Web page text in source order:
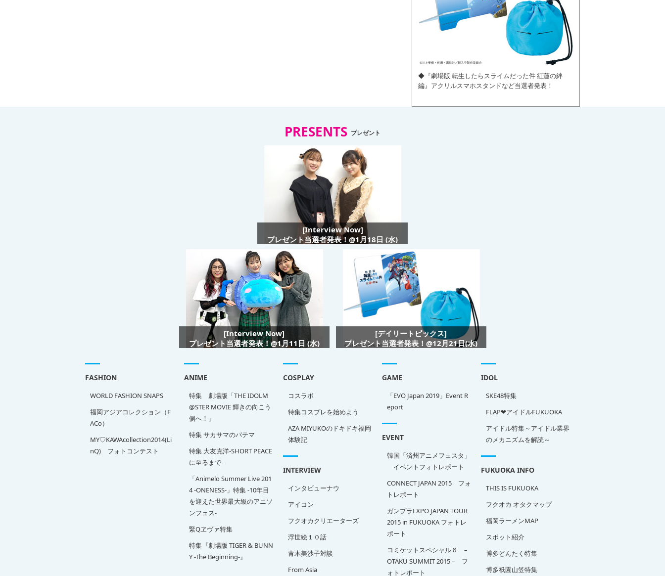
◆『劇場版 転生したらスライムだった件 紅蓮の絆
編』アクリルスマホスタンドなど当選者発表！
PRESENTS プレゼント
[Interview Now]
プレゼント当選者発表！@1月18日 (水)
[Interview Now]
プレゼント当選者発表！@1月11日 (水)
[デイリートピックス]
プレゼント当選者発表！@12月21日(水)
FASHION
WORLD FASHION SNAPS
福岡アジアコレクション（F
ACo）
MY♡KAWAcollection2014(Li
nQ) フォトコンテスト
ANIME
特集 劇場版「THE IDOLM
@STER MOVIE 輝きの向こう
側へ！」
特集 サカサマのパテマ
特集 大友克洋-SHORT PEACE
に至るまで-
「Animelo Summer Live 201
4 -ONENESS-」特集 -10年目
を迎えた世界最大級のアニソ
ンフェス-
緊Qヱヴァ特集
特集『劇場版 TIGER & BUNN
Y -The Beginning-』
COSPLAY
コスラボ
特集コスプレを始めよう
AZA MIYUKOのドキドキ福岡
体験記
GAME
「EVO Japan 2019」Event R
eport
IDOL
SKE48特集
FLAP❤アイドルFUKUOKA
アイドル特集～アイドル業界
のメカニズムを解読～
EVENT
韓国「済州アニメフェスタ」
イベントフォトレポート
CONNECT JAPAN 2015 フォ
トレポート
ガンプラEXPO JAPAN TOUR
2015 in FUKUOKA フォトレ
ポート
コミケットスペシャル６ –
OTAKU SUMMIT 2015 – フ
ォトレポート
INTERVIEW
インタビューナウ
アイコン
フクオカクリエーターズ
浮世絵１０話
青木美沙子対談
From Asia
FUKUOKA INFO
THIS IS FUKUOKA
フクオカ オタクマップ
福岡ラーメンMAP
スポット紹介
博多どんたく特集
博多祇園山笠特集